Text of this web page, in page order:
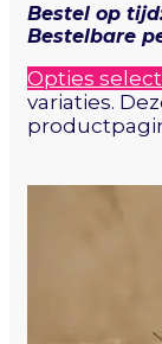
Bestel op
Bestelbare
Opties
variaties.